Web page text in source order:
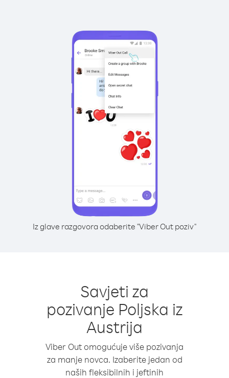
Iz glave razgovora odaberite "Viber Out poziv"
Savjeti za
pozivanje Poljska iz
Austrija
Viber Out omogućuje više pozivanja
za manje novca. Izaberite jedan od
naših fleksibilnih i jeftinih